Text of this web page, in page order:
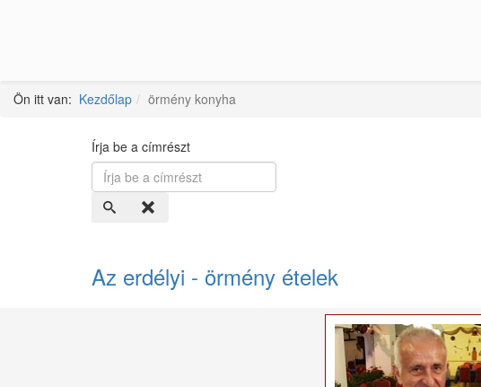
Ön itt van: Kezdőlap örmény konyha
Írja be a címrészt
Az erdélyi - örmény ételek